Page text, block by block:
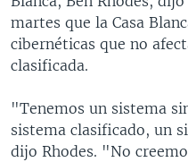
martes que la Casa
cibernéticas que no
clasificada.
"Tenemos un sistema
sistema clasificado, un
dijo Rhodes. "No